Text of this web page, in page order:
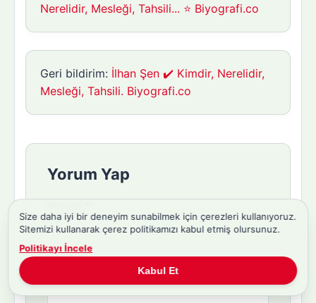
Nerelidir, Mesleği, Tahsili... ⭐ Biyografi.co
Geri bildirim: İlhan Şen ✔️ Kimdir, Nerelidir,
Mesleği, Tahsili. Biyografi.co
Yorum Yap
Size daha iyi bir deneyim sunabilmek için çerezleri kullanıyoruz.
Sitemizi kullanarak çerez politikamızı kabul etmiş olursunuz.
Politikayı İncele
Kabul Et